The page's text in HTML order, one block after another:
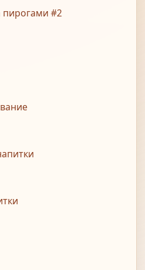
пирогами #2